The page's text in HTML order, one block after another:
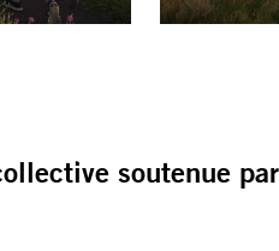
soutenue par